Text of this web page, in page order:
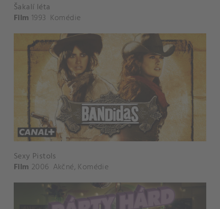
Šakalí léta
Film 1993 Komédie
Sexy Pistols
Film 2006 Akčné, Komédie